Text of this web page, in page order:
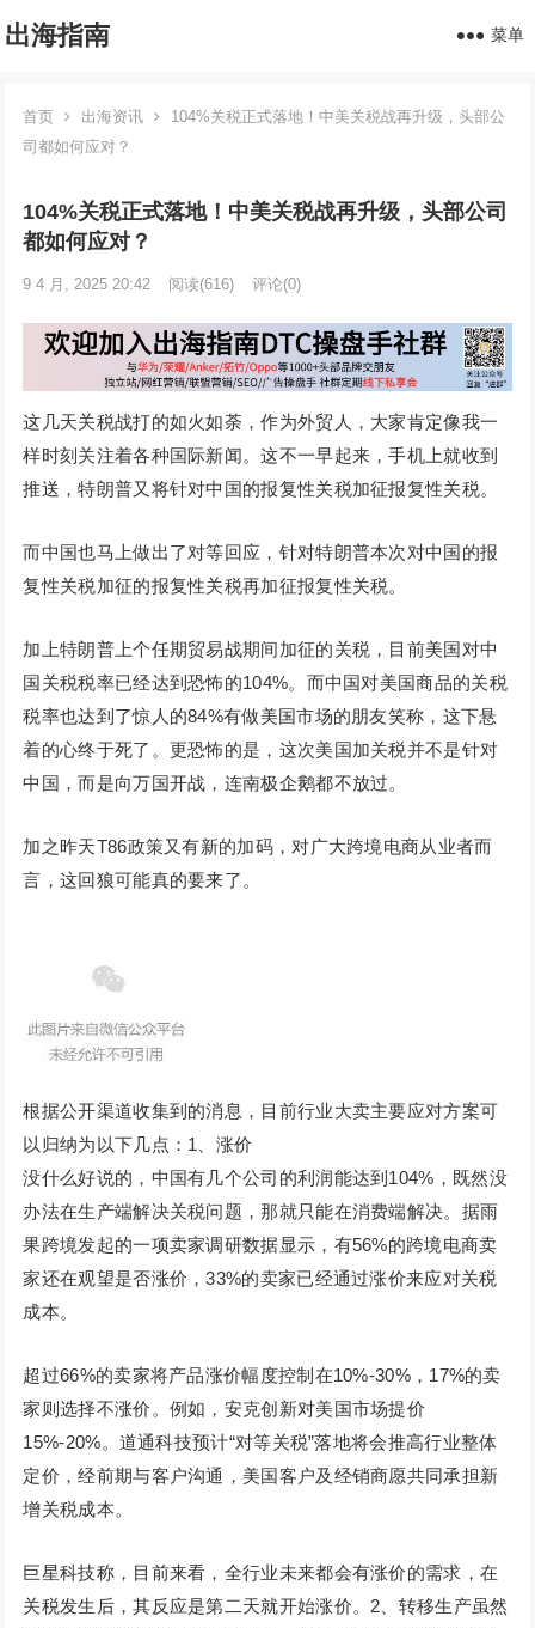
出海指南 菜单
首页 出海资讯
104%关税正式落地！中美关税战再升级，头部公
司都如何应对？
104%关税正式落地！中美关税战再升级，头部公司
都如何应对？
9 4 月, 2025 20:42 阅读(616) 评论(0)
这几天关税战打的如火如荼，作为外贸人，大家肯定像我一
样时刻关注着各种国际新闻。这不一早起来，手机上就收到
推送，特朗普又将针对中国的报复性关税加征报复性关税。
而中国也马上做出了对等回应，针对特朗普本次对中国的报
复性关税加征的报复性关税再加征报复性关税。
加上特朗普上个任期贸易战期间加征的关税，目前美国对中
国关税税率已经达到恐怖的104%。而中国对美国商品的关税
税率也达到了惊人的84%有做美国市场的朋友笑称，这下悬
着的心终于死了。更恐怖的是，这次美国加关税并不是针对
中国，而是向万国开战，连南极企鹅都不放过。
加之昨天T86政策又有新的加码，对广大跨境电商从业者而
言，这回狼可能真的要来了。
根据公开渠道收集到的消息，目前行业大卖主要应对方案可
以归纳为以下几点：1、涨价
没什么好说的，中国有几个公司的利润能达到104%，既然没
办法在生产端解决关税问题，那就只能在消费端解决。据雨
果跨境发起的一项卖家调研数据显示，有56%的跨境电商卖
家还在观望是否涨价，33%的卖家已经通过涨价来应对关税
成本。
超过66%的卖家将产品涨价幅度控制在10%-30%，17%的卖
家则选择不涨价。例如，安克创新对美国市场提价
15%-20%。道通科技预计“对等关税”落地将会推高行业整体
定价，经前期与客户沟通，美国客户及经销商愿共同承担新
增关税成本。
巨星科技称，目前来看，全行业未来都会有涨价的需求，在
关税发生后，其反应是第二天就开始涨价。2、转移生产虽然